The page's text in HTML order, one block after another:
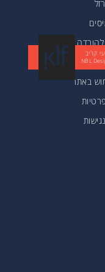
באתר
קריב
NBL